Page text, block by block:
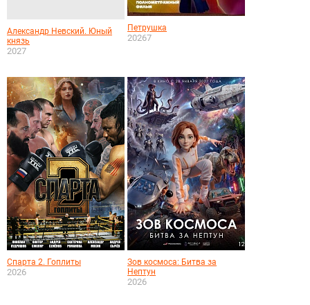
Александр Невский. Юный
князь
2027
Петрушка
20267
Спарта 2. Гоплиты
2026
Зов космоса: Битва за
Нептун
2026